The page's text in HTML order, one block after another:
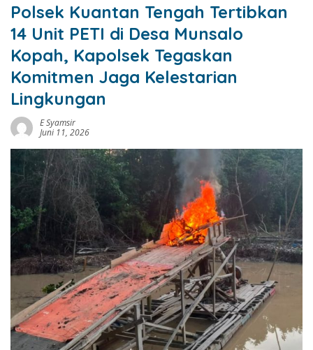
Polsek Kuantan Tengah Tertibkan
14 Unit PETI di Desa Munsalo
Kopah, Kapolsek Tegaskan
Komitmen Jaga Kelestarian
Lingkungan
E Syamsir
Juni 11, 2026